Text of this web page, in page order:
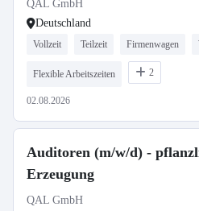
QAL GmbH
Deutschland
Vollzeit Teilzeit Firmenwagen
Flexible Arbeitszeiten 2
02.08.2026
Auditoren (m/w/d) -
Erzeugung
QAL GmbH